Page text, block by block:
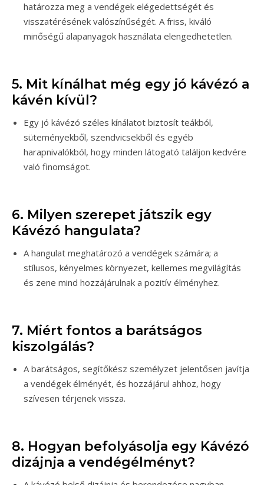
határozza meg a vendégek elégedettségét és
visszatérésének valószínűségét. A friss, kiváló
minőségű alapanyagok használata elengedhetetlen.
5. Mit kínálhat még egy jó kávézó a
kávén kívül?
Egy jó kávézó széles kínálatot biztosít teákból,
süteményekből, szendvicsekből és egyéb
harapnivalókból, hogy minden látogató találjon kedvére
való finomságot.
6. Milyen szerepet játszik egy
Kávézó hangulata?
A hangulat meghatározó a vendégek számára; a
stílusos, kényelmes környezet, kellemes megvilágítás
és zene mind hozzájárulnak a pozitív élményhez.
7. Miért fontos a barátságos
kiszolgálás?
A barátságos, segítőkész személyzet jelentősen javítja
a vendégek élményét, és hozzájárul ahhoz, hogy
szívesen térjenek vissza.
8. Hogyan befolyásolja egy Kávézó
dizájnja a vendégélményt?